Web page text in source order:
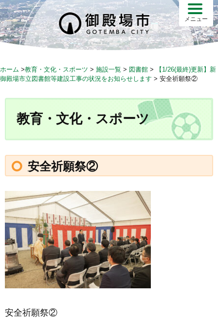
S
k
i
p
c
メニュー
ホーム >教育・文化・スポーツ > 施設一覧 > 図書館 >
【1/26(最終)更新】新
御殿場市立図書館等建設工事の状況をお知らせします > 安全祈願祭②
教育・文化・スポーツ
安全祈願祭②
安全祈願祭②